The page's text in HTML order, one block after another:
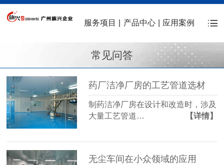
服务项目 产品中心 应用案例
常见问答
药厂洁净厂房的工艺管道选材
制药洁净厂房在设计和改造时，涉及
大量工艺管道…
【详情】
无尘车间在小众领域的应用